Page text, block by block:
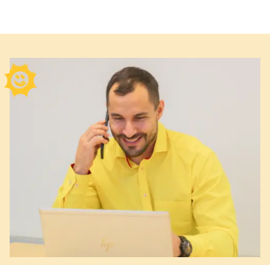
ansvaret ligga på en bostadsrättsförening eller en
svaret är alltid att materialet styr valet av
rengöring. Här delar vi med oss av våra bästa råd
för tre vanliga ytor.
När du ska rengöra en stenyta är det klokt att
börja försiktigt. Fukta ytan ordentligt med en blöt
trasa och bearbeta sedan området med en mjuk
skurborste. Skulle färgen sitta hårt kan du ta hjälp
av ett milt lösningsmedel med neutralt pH blandat
med vatten. Avsluta alltid med att torka rent ytan
noga med en ren trasa så att inga kemikalierester